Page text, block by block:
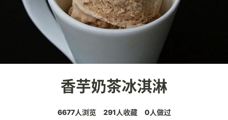
香芋奶茶冰淇淋
6677人浏览 291人收藏 0人做过